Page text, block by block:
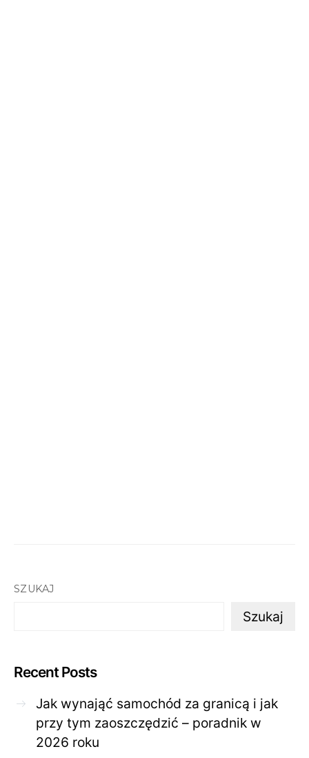
SZUKAJ
Szukaj
Recent Posts
Jak wynająć samochód za granicą i jak
przy tym zaoszczędzić – poradnik w
2026 roku